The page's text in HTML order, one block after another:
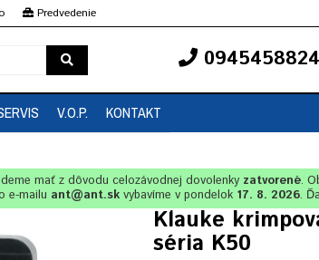
Predvedenie
0945458824
V.O.P. KONTAKT
mať z dôvodu celozávodnej dovolenky zatvorené.
e-mailu ant@ant.skvybavíme v pondelok 17. 8. 2026.
Klauke
séria K50